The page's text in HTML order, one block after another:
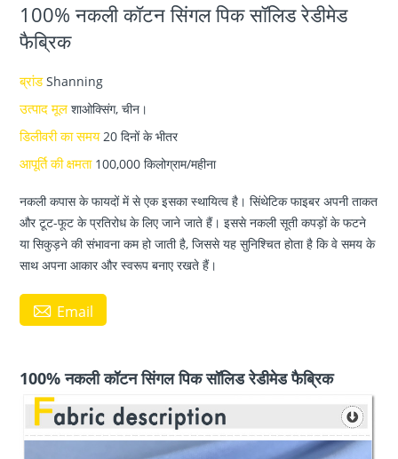
100% नकली कॉटन सिंगल पिक सॉलिड रेडीमेड
फैब्रिक
ब्रांडShanning
उत्पाद मूलशाओक्सिंग, चीन।
डिलीवरी का समय20 दिनों के भीतर
आपूर्ति की क्षमता 100,000 किलोग्राम/महीना
नकली कपास के फायदों में से एक इसका स्थायित्व है। सिंथेटिक फाइबर अपनी ताकत
और टूट-फूट के प्रतिरोध के लिए जाने जाते हैं। इससे नकली सूती कपड़ों के फटने
या सिकुड़ने की संभावना कम हो जाती है, जिससे यह सुनिश्चित होता है कि वे समय के
साथ अपना आकार और स्वरूप बनाए रखते हैं।
 Email
100% नकली कॉटन सिंगल पिक सॉलिड रेडीमेड फैब्रिक